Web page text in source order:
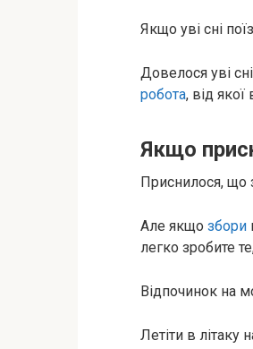
Якщо уві сні
Довелося уві сні
робота, від
Якщо
Приснилося, що
Але якщо збори
легко зробите
Відпочинок на
Летіти в літаку